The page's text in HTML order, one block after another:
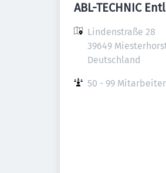
ABL-TECHNIC
Lindenstraße 28
39649
Deutschland
50 - 99